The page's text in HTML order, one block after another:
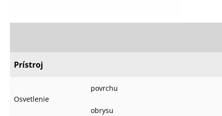
Prístroj
Osvetlenie
povrchu
obrysu